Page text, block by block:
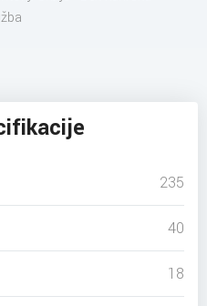
235
40
18